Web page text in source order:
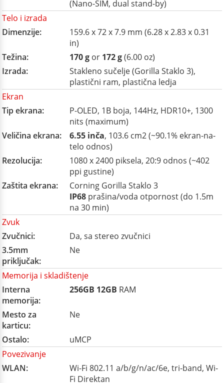
(Nano-SIM, dual stand-by)
Telo i izrada
Dimenzije:
159.6 x 72 x 7.9 mm (6.28 x 2.83 x 0.31
in)
Težina:
170 g or 172 g(6.00 oz)
Izrada:
Stakleno sučelje (Gorilla Staklo 3),
plastični ram, plastična ledja
Ekran
Tip ekrana:
P-OLED, 1B boja, 144Hz, HDR10+, 1300
nits (maximum)
Veličina ekrana:
6.55 inča, 103.6 cm2 (~90.1% ekran-na-
telo odnos)
Rezolucija:
1080 x 2400 piksela, 20:9 odnos (~402
ppi gustine)
Zaštita ekrana:
Corning Gorilla Staklo 3
IP68 prašina/voda otpornost (do 1.5m
na 30 min)
Zvuk
Zvučnici:
Da, sa stereo zvučnici
3.5mm
priključak:
Ne
Memorija i skladištenje
Interna
memorija:
256GB 12GB RAM
Mesto za
karticu:
Ne
Ostalo:
uMCP
Povezivanje
WLAN:
Wi-Fi 802.11 a/b/g/n/ac/6e, tri-band, Wi-
Fi Direktan